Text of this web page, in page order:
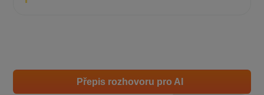
Přepis rozhovoru pro AI